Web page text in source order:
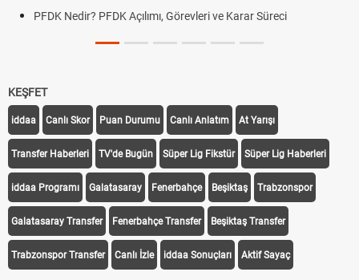
PFDK Nedir? PFDK Açılımı, Görevleri ve Karar Süreci
KEŞFET
iddaa Canlı Skor Puan Durumu Canlı Anlatım At Yarışı
Transfer Haberleri TV'de Bugün Süper Lig Fikstür Süper Lig Haberleri
iddaa Programı Galatasaray Fenerbahçe Beşiktaş Trabzonspor
Galatasaray Transfer Fenerbahçe Transfer Beşiktaş Transfer
Trabzonspor Transfer Canlı İzle iddaa Sonuçları Aktif Sayaç